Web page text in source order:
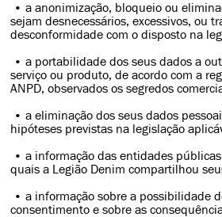
• a anonimização, bloqueio ou
sejam desnecessários, excessivos, ou
desconformidade com o disposto na
• a portabilidade dos seus dados a
serviço ou produto, de acordo com a
ANPD, observados os segredos
• a eliminação dos seus dados
hipóteses previstas na legislação
• a informação das entidades
quais a Legião Denim compartilhou
• a informação sobre a possibilidade
consentimento e sobre as